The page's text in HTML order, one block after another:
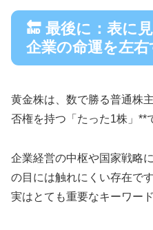
🔚 最後に：表に
企業の命運を左
黄金株は、数で勝る普通株
否権を持つ「たった1株」**
企業経営の中枢や国家戦略
の目には触れにくい存在です
実はとても重要なキーワー